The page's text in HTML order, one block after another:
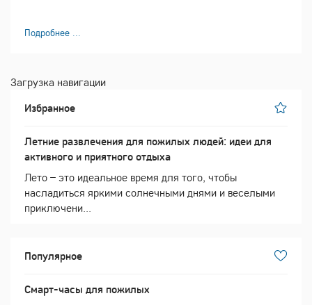
Подробнее ...
Загрузка навигации
Избранное
Летние развлечения для пожилых людей: идеи для
активного и приятного отдыха
Лето – это идеальное время для того, чтобы
насладиться яркими солнечными днями и веселыми
приключени...
Популярное
Смарт-часы для пожилых